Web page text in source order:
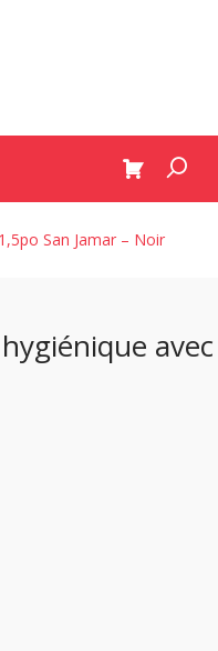
San Jamar – Noir